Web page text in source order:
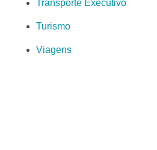
Transporte Executivo
Turismo
Viagens